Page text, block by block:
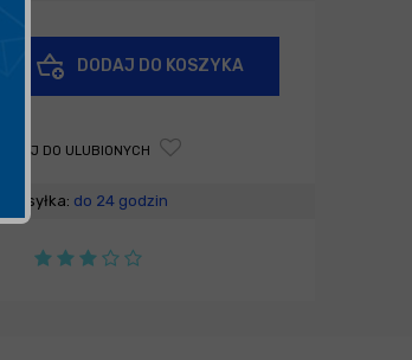
DODAJ DO KOSZYKA
DODAJ DO ULUBIONYCH
Wysyłka: do 24 godzin